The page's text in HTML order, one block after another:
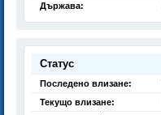
Държава:
Статус
Последено влизане:
Текущо влизане: